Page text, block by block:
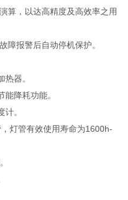
算，以达高精度及高效率之用
障报警后自动停机保护。
器。
降耗功能。
。
灯管有效使用寿命为1600h-